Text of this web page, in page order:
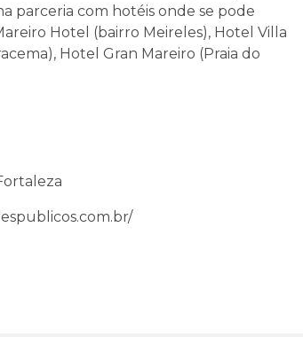
parceria com hotéis onde se pode
Hotel (bairro Meireles), Hotel Villa
Hotel Gran Mareiro (Praia do